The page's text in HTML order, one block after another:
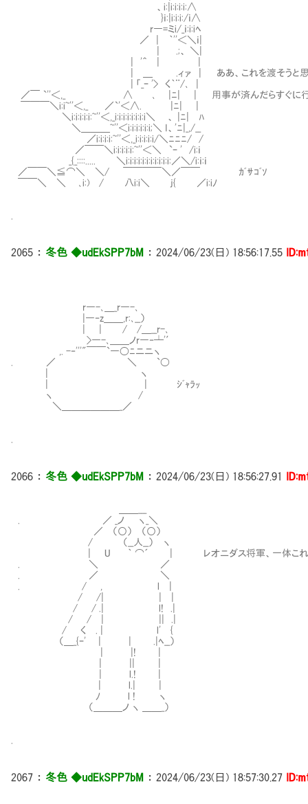
Ⅵ、i:|i:i:i:i:∧
Ⅶ}ｉ:|i:i:i:/ｉ∧
r―=ミi/_ｉ:i:iﾍ
／ | ｀''＜＼ｉ|
| .;、 ＼|
| '＾ | |
| ＿ .ィァ | ああ、これを渡そうと思っただ
| 「_ｰ '> く｀¨/､ |
／￣ `''＜,_ ∧ Ⅵ､ |ﾆ| | 用事が済んだらすぐに行く
￣￣￣＼i:i~''＜,_ ／`'＜∧. Ⅵ |ﾆ| |
＼i:i:i:i:i:~''＜,_i:i:i:i:i:i:i:i＼ Ⅵ、 |ﾆ| ﾊ
＼＿＿＿~''＜i:i:i:i:i:i;＼ I、'ﾆ|_,/__
／i:i:i:i:~''＜,_i:i:i:i:i/＼ﾆﾆﾆ/ /
／￣￣＼i:i:i:i:i:~''＜＼ `ｰ ' /i:ｉ
_{_::::..... ＼i:i:i:i:i:i:i:i:i:i:i:／＼/i:ｉ:ｉ
／￣￣＼≦⌒＼ ＼/ ￣￣￣￣＼／￣￣ ｶﾞｻｺﾞｿ
￣￣＼ ＼ ､i:) / 八i:i＼ j{ ／i:iﾉ
2065 ： 冬色 ◆udEkSPP7bM ： 2024/06/23(日) 18:56:17.55
r―-､＿_r―-､
|―‐z＿＿,r:､__）
| | / /＿__r-､
>―-､＿＿ノr―‐┴'′
,. -‐'''"￣￣`―〇ﾆニニヽ
. ／ ＼ `〇
| ヽ
| | ｼﾞｬﾗｯ
ヽ /
＼＿＿＿＿＿＿_／
2066 ： 冬色 ◆udEkSPP7bM ： 2024/06/23(日) 18:56:27.91
. ／ _ノ ヽ_＼
／ （○） （○）
/ （__人__） ヽ
| U ｀ ⌒´ | レオニダス将軍、一体これ
. ＼ ／
. ／ ＼
. / , l |
/ /| | |
/ / .| l! .|
/ / | || .|
/ く . | l' {
（＿_{ｰ' | | .|ﾍ__）
| |! |
| l.! |
ﾉ l ! ヽ
（＿＿＿ノ ヽ ＿＿_）
2067 ： 冬色 ◆udEkSPP7bM ： 2024/06/23(日) 18:57:30.27